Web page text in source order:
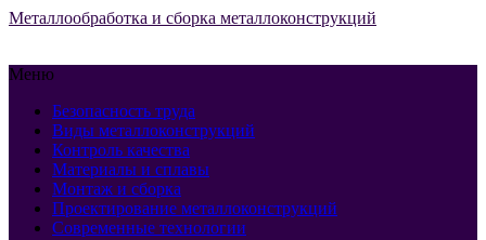
Металлообработка и сборка металлоконструкций
Меню
Безопасность труда
Виды металлоконструкций
Контроль качества
Материалы и сплавы
Монтаж и сборка
Проектирование металлоконструкций
Современные технологии